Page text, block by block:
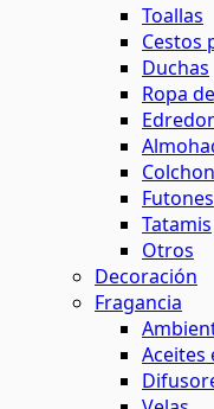
Toallas
Cestos
Duchas
Ropa
Futones
Tatamis
Otros
Decoración
Fragancia
Aceites